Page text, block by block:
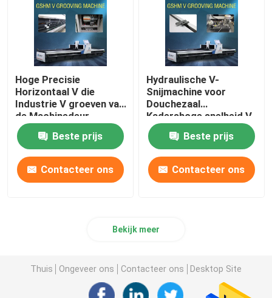
Hoge Precisie
Horizontaal V die
Industrie V groeven van
de Machinedeur
Groover-Machine
Beste prijs
Contacteer ons
Hydraulische V-
Snijmachine voor
Douchezaal
Kadershoge snelheid V
het Groeven Machine
Beste prijs
Contacteer ons
Bekijk meer
Thuis Ongeveer ons Contacteer ons Desktop Site